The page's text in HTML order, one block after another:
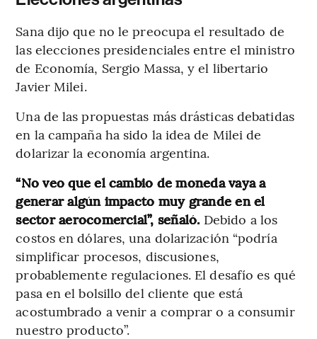
Sana dijo que no le preocupa el resultado de
las elecciones presidenciales entre el ministro
de Economía, Sergio Massa, y el libertario
Javier Milei.
Una de las propuestas más drásticas debatidas
en la campaña ha sido la idea de Milei de
dolarizar la economía argentina.
“No veo que el cambio de moneda vaya a
generar algún impacto muy grande en el
sector aerocomercial”, señaló. Debido a los
costos en dólares, una dolarización “podría
simplificar procesos, discusiones,
probablemente regulaciones. El desafío es qué
pasa en el bolsillo del cliente que está
acostumbrado a venir a comprar o a consumir
nuestro producto”.